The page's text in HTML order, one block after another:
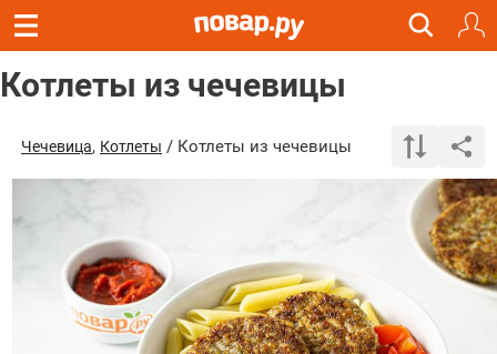
Котлеты из чечевицы
Чечевица, Котлеты / Котлеты из чечевицы